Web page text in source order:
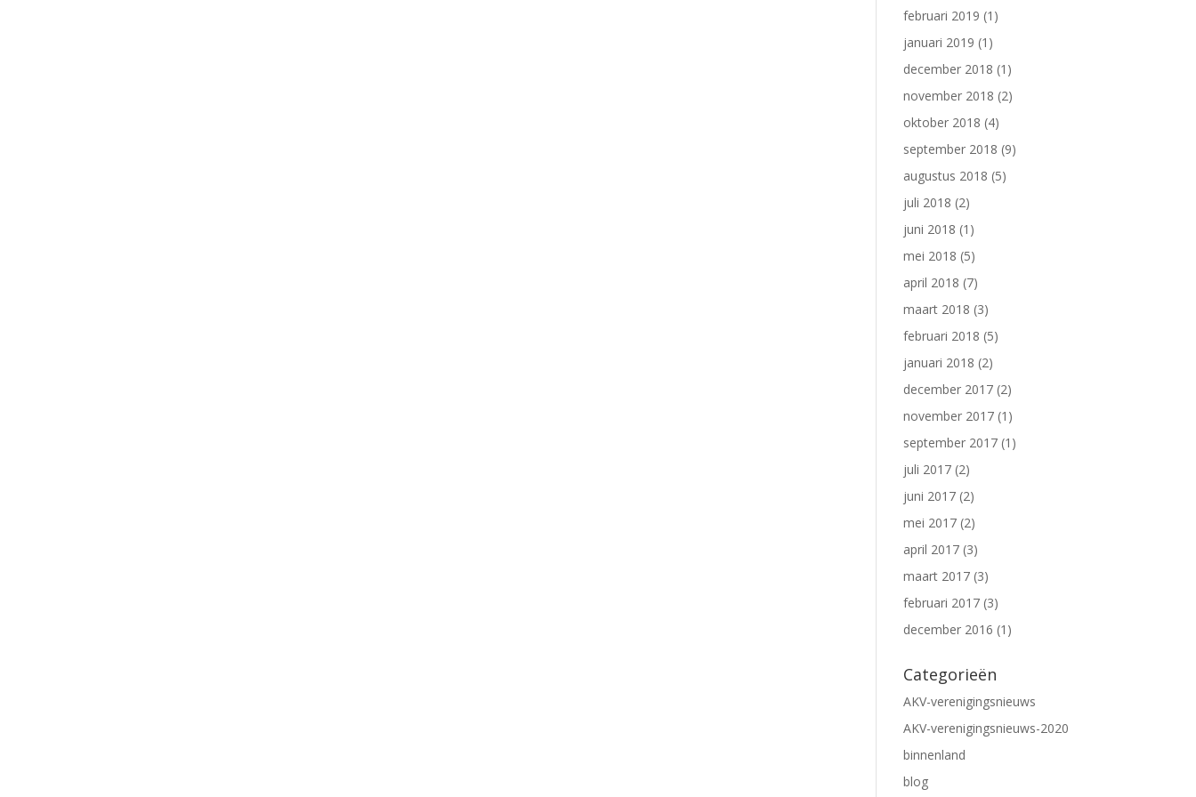
februari 2019 (1)
januari 2019 (1)
december 2018 (1)
november 2018 (2)
oktober 2018 (4)
september 2018 (9)
augustus 2018 (5)
juli 2018 (2)
juni 2018 (1)
mei 2018 (5)
april 2018 (7)
maart 2018 (3)
februari 2018 (5)
januari 2018 (2)
december 2017 (2)
november 2017 (1)
september 2017 (1)
juli 2017 (2)
juni 2017 (2)
mei 2017 (2)
april 2017 (3)
maart 2017 (3)
februari 2017 (3)
december 2016 (1)
Categorieën
AKV-verenigingsnieuws
AKV-verenigingsnieuws-2020
binnenland
blog